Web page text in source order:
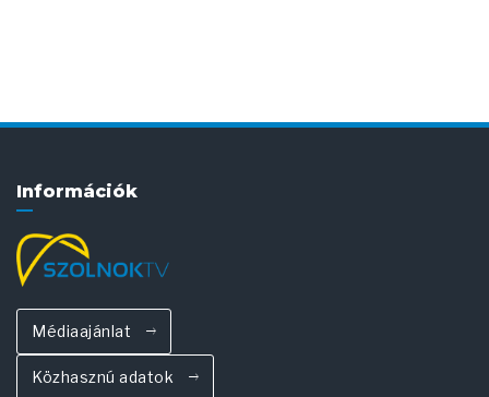
Információk
Médiaajánlat
Közhasznú adatok